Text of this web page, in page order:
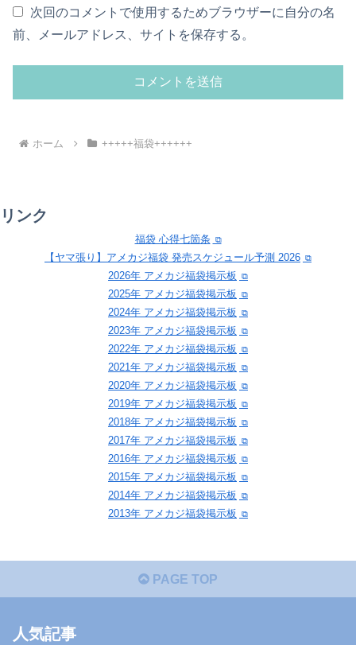
次回のコメントで使用するためブラウザーに自分の名
前、メールアドレス、サイトを保存する。
ホーム +++++福袋++++++
リンク
福袋 心得七箇条
【ヤマ張り】アメカジ福袋 発売スケジュール予測 2026
2026年 アメカジ福袋掲示板
2025年 アメカジ福袋掲示板
2024年 アメカジ福袋掲示板
2023年 アメカジ福袋掲示板
2022年 アメカジ福袋掲示板
2021年 アメカジ福袋掲示板
2020年 アメカジ福袋掲示板
2019年 アメカジ福袋掲示板
2018年 アメカジ福袋掲示板
2017年 アメカジ福袋掲示板
2016年 アメカジ福袋掲示板
2015年 アメカジ福袋掲示板
2014年 アメカジ福袋掲示板
2013年 アメカジ福袋掲示板
PAGE TOP
人気記事